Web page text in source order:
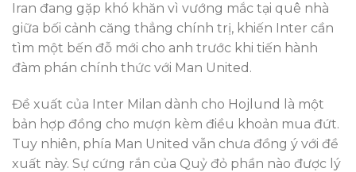
Iran đang gặp khó khăn vì vướng mắc tại quê nhà
giữa bối cảnh căng thẳng chính trị, khiến Inter cần
tìm một bến đỗ mới cho anh trước khi tiến hành
đàm phán chính thức với Man United.
Đề xuất của Inter Milan dành cho Hojlund là một
bản hợp đồng cho mượn kèm điều khoản mua đứt.
Tuy nhiên, phía Man United vẫn chưa đồng ý với đề
xuất này. Sự cứng rắn của Quỷ đỏ phần nào được lý